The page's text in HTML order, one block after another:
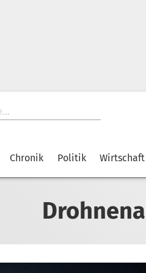
Chronik Politik Wirtschaft